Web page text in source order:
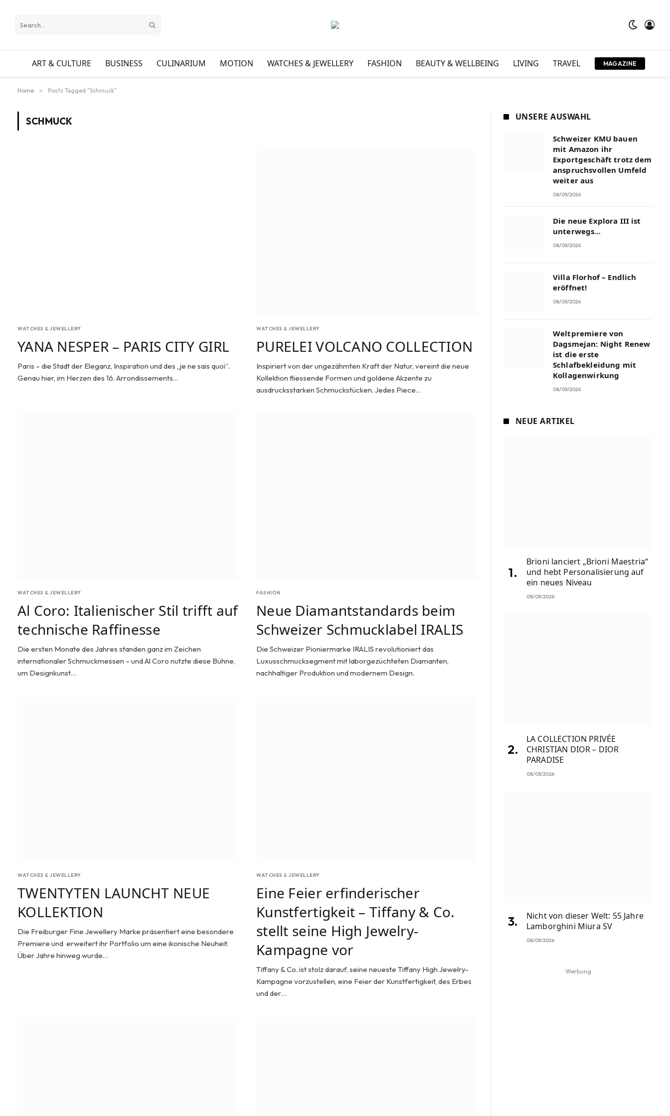
ART & CULTURE BUSINESS CULINARIUM MOTION WATCHES & JEWELLERY FASHION BEAUTY & WELLBEING LIVING TRAVEL MAGAZINE
Home » Posts Tagged "Schmuck"
SCHMUCK
WATCHES & JEWELLERY
YANA NESPER – PARIS CITY GIRL
Paris – die Stadt der Eleganz, Inspiration und des „je ne sais quoi“.
Genau hier, im Herzen des 16. Arrondissements…
WATCHES & JEWELLERY
PURELEI VOLCANO COLLECTION
Inspiriert von der ungezähmten Kraft der Natur, vereint die neue
Kollektion fliessende Formen und goldene Akzente zu
ausdrucksstarken Schmuckstücken. Jedes Piece…
WATCHES & JEWELLERY
Al Coro: Italienischer Stil trifft auf
technische Raffinesse
Die ersten Monate des Jahres standen ganz im Zeichen
internationaler Schmuckmessen – und Al Coro nutzte diese Bühne,
um Designkunst…
FASHION
Neue Diamantstandards beim
Schweizer Schmucklabel IRALIS
Die Schweizer Pioniermarke IRALIS revolutioniert das
Luxusschmucksegment mit laborgezüchteten Diamanten,
nachhaltiger Produktion und modernem Design.
WATCHES & JEWELLERY
TWENTYTEN LAUNCHT NEUE
KOLLEKTION
Die Freiburger Fine Jewellery Marke präsentiert eine besondere
Premiere und erweitert ihr Portfolio um eine ikonische Neuheit.
Über Jahre hinweg wurde…
WATCHES & JEWELLERY
Eine Feier erfinderischer
Kunstfertigkeit – Tiffany & Co.
stellt seine High Jewelry-
Kampagne vor
Tiffany & Co. ist stolz darauf, seine neueste Tiffany High Jewelry-
Kampagne vorzustellen, eine Feier der Kunstfertigkeit, des Erbes
und der…
UNSERE AUSWAHL
Schweizer KMU bauen
mit Amazon ihr
Exportgeschäft trotz dem
anspruchsvollen Umfeld
weiter aus
08/05/2026
Die neue Explora III ist
unterwegs…
08/05/2026
Villa Florhof – Endlich
eröffnet!
08/05/2026
Weltpremiere von
Dagsmejan: Night Renew
ist die erste
Schlafbekleidung mit
Kollagenwirkung
08/05/2026
NEUE ARTIKEL
Brioni lanciert „Brioni Maestria“
und hebt Personalisierung auf
ein neues Niveau
08/05/2026
LA COLLECTION PRIVÉE
CHRISTIAN DIOR – DIOR
PARADISE
08/05/2026
Nicht von dieser Welt: 55 Jahre
Lamborghini Miura SV
08/05/2026
Werbung